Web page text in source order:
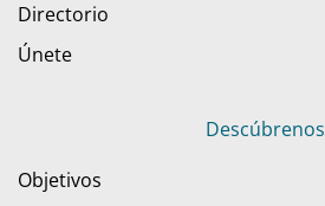
Directorio
Únete
Descúbrenos
Objetivos